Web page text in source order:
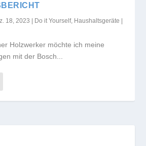
18, 2023 | Do it Yourself, Haushaltsgeräte |
Holzwerker möchte ich meine
mit der Bosch...